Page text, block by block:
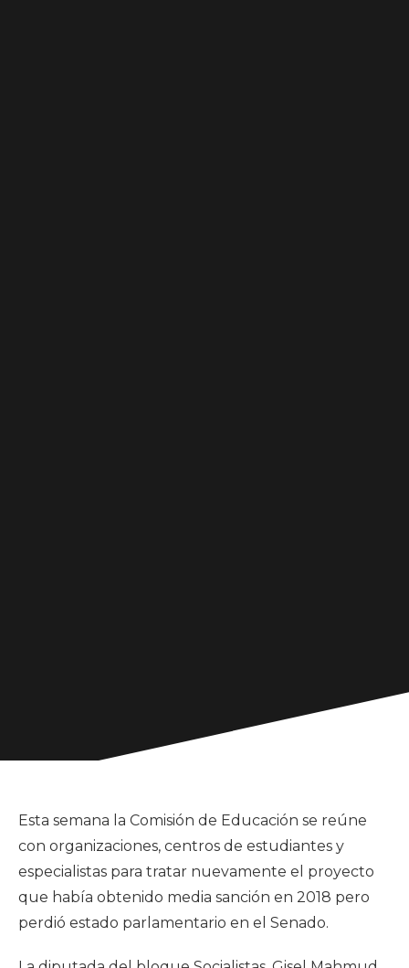
Esta semana la Comisión de Educación se reúne
con organizaciones, centros de estudiantes y
especialistas para tratar nuevamente el proyecto
que había obtenido media sanción en 2018 pero
perdió estado parlamentario en el Senado.